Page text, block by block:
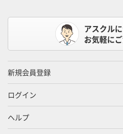
アスクル
お気軽に
新規会員登録
ログイン
ヘルプ